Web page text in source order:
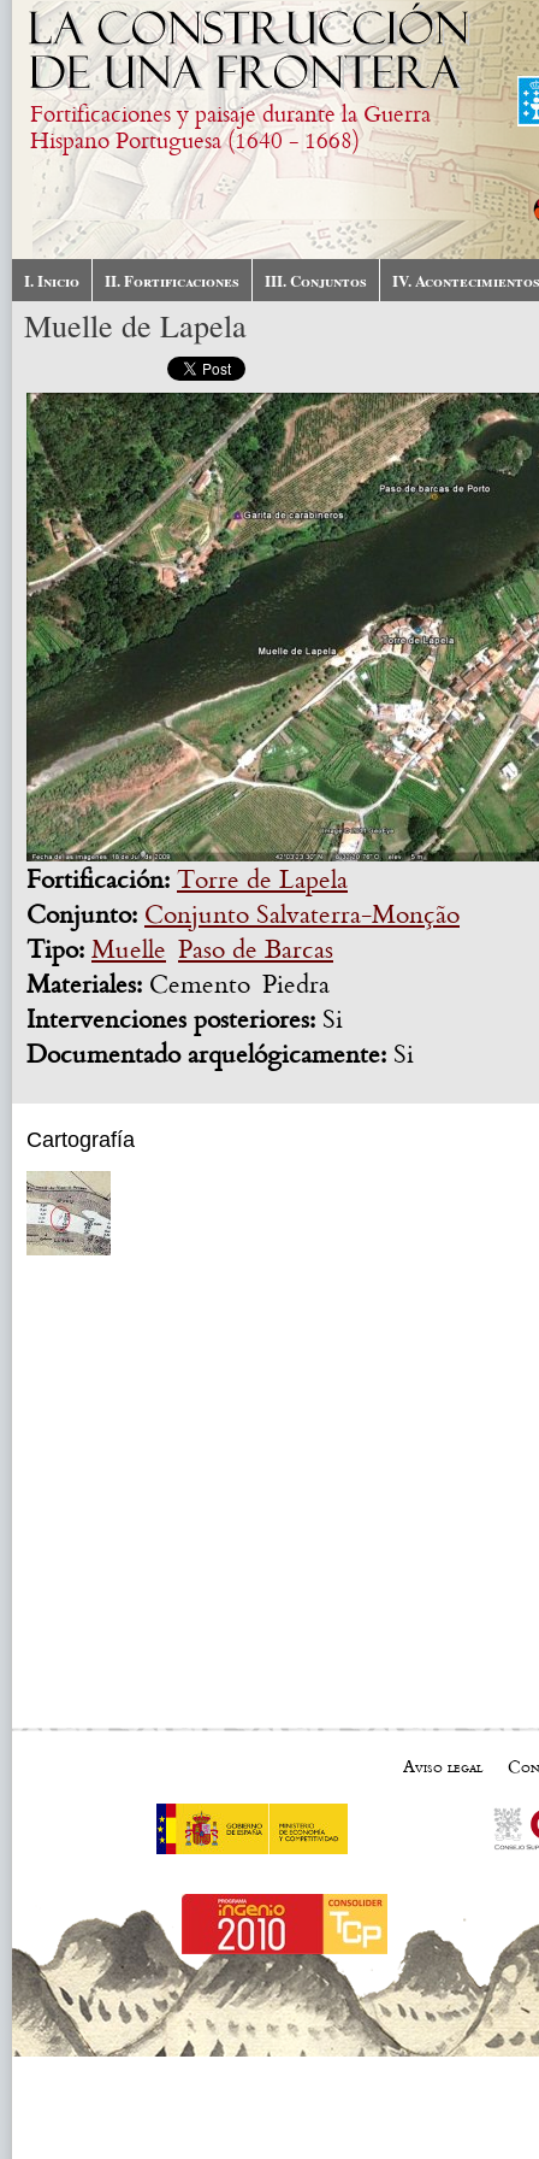
Pasar al contenido principal
Fortificaciones y paisaje durante la Guerra
Hispano Portuguesa (1640 - 1668)
I. Inicio II. Fortificaciones III. Conjuntos IV. Acontecimientos
Muelle de Lapela
Fortificación: Torre de Lapela
Conjunto: Conjunto Salvaterra-Monção
Tipo: Muelle Paso de Barcas
Materiales: Cemento Piedra
Intervenciones posteriores: Si
Documentado arquelógicamente: Si
Cartografía
Aviso legal